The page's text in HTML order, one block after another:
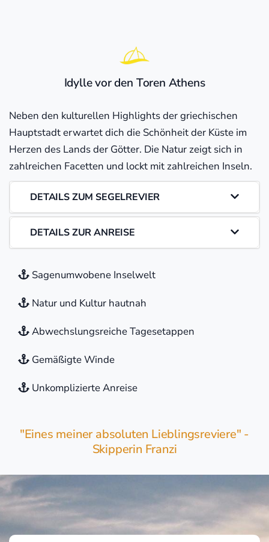
Idylle vor den Toren Athens
Neben den kulturellen Highlights der griechischen
Hauptstadt erwartet dich die Schönheit der Küste im
Herzen des Lands der Götter. Die Natur zeigt sich in
zahlreichen Facetten und lockt mit zahlreichen Inseln.
DETAILS ZUM SEGELREVIER
DETAILS ZUR ANREISE
Sagenumwobene Inselwelt
Natur und Kultur hautnah
Abwechslungsreiche Tagesetappen
Gemäßigte Winde
Unkomplizierte Anreise
"Eines meiner absoluten Lieblingsreviere" -
Skipperin Franzi